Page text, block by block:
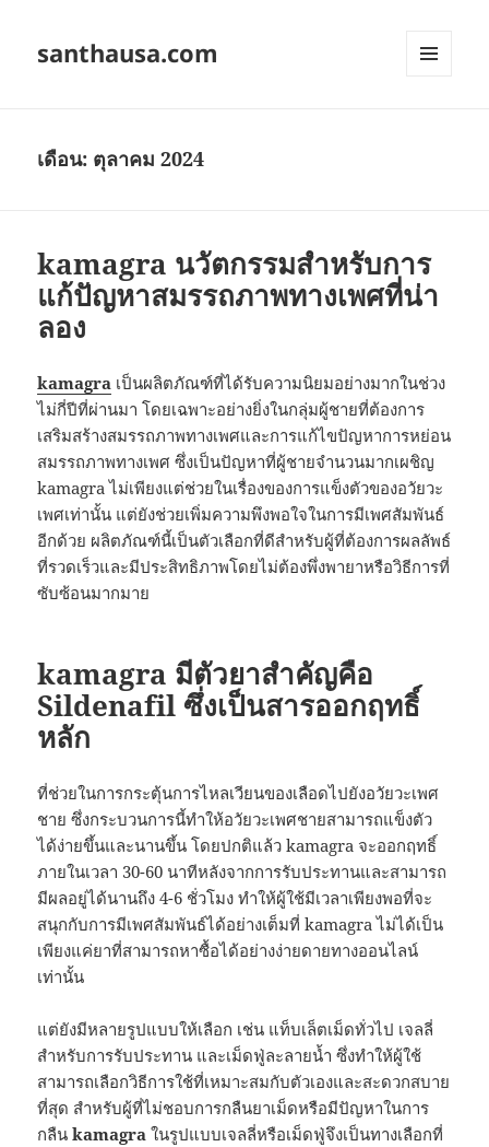
santhausa.com
เดือน: ตุลาคม 2024
kamagra นวัตกรรมสำหรับการ
แก้ปัญหาสมรรถภาพทางเพศที่น่า
ลอง
kamagra เป็นผลิตภัณฑ์ที่ได้รับความนิยมอย่างมากในช่วง
ไม่กี่ปีที่ผ่านมา โดยเฉพาะอย่างยิ่งในกลุ่มผู้ชายที่ต้องการ
เสริมสร้างสมรรถภาพทางเพศและการแก้ไขปัญหาการหย่อน
สมรรถภาพทางเพศ ซึ่งเป็นปัญหาที่ผู้ชายจำนวนมากเผชิญ
kamagra ไม่เพียงแต่ช่วยในเรื่องของการแข็งตัวของอวัยวะ
เพศเท่านั้น แต่ยังช่วยเพิ่มความพึงพอใจในการมีเพศสัมพันธ์
อีกด้วย ผลิตภัณฑ์นี้เป็นตัวเลือกที่ดีสำหรับผู้ที่ต้องการผลลัพธ์
ที่รวดเร็วและมีประสิทธิภาพโดยไม่ต้องพึ่งพายาหรือวิธีการที่
ซับซ้อนมากมาย
kamagra มีตัวยาสำคัญคือ
Sildenafil ซึ่งเป็นสารออกฤทธิ์
หลัก
ที่ช่วยในการกระตุ้นการไหลเวียนของเลือดไปยังอวัยวะเพศ
ชาย ซึ่งกระบวนการนี้ทำให้อวัยวะเพศชายสามารถแข็งตัว
ได้ง่ายขึ้นและนานขึ้น โดยปกติแล้ว kamagra จะออกฤทธิ์
ภายในเวลา 30-60 นาทีหลังจากการรับประทานและสามารถ
มีผลอยู่ได้นานถึง 4-6 ชั่วโมง ทำให้ผู้ใช้มีเวลาเพียงพอที่จะ
สนุกกับการมีเพศสัมพันธ์ได้อย่างเต็มที่ kamagra ไม่ได้เป็น
เพียงแค่ยาที่สามารถหาซื้อได้อย่างง่ายดายทางออนไลน์
เท่านั้น
แต่ยังมีหลายรูปแบบให้เลือก เช่น แท็บเล็ตเม็ดทั่วไป เจลลี่
สำหรับการรับประทาน และเม็ดฟู่ละลายน้ำ ซึ่งทำให้ผู้ใช้
สามารถเลือกวิธีการใช้ที่เหมาะสมกับตัวเองและสะดวกสบาย
ที่สุด สำหรับผู้ที่ไม่ชอบการกลืนยาเม็ดหรือมีปัญหาในการ
กลืนkamagra ในรูปแบบเจลลี่หรือเม็ดฟู่จึงเป็นทางเลือกที่